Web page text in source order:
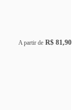
A partir de R$ 81,90